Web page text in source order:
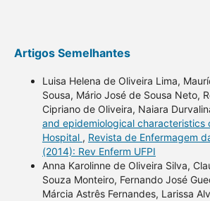
Artigos Semelhantes
Luisa Helena de Oliveira Lima,
Sousa, Mário José de Sousa Neto,
Cipriano de Oliveira, Naiara
and epidemiological characteristics
Hospital , Revista de Enfermagem
(2014): Rev Enferm UFPI
Anna Karolinne de Oliveira Silva,
Souza Monteiro, Fernando José
Márcia Astrês Fernandes, Larissa